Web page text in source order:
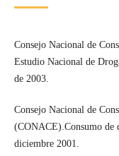
Consejo Nacional de
Estudio Nacional de
de 2003.
Consejo Nacional de
(CONACE).Consumo de
diciembre 2001.